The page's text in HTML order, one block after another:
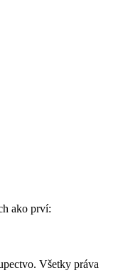
ako prví:
Všetky práva